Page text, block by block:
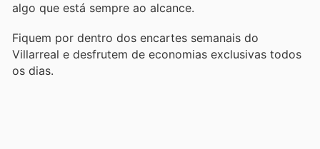
algo que está sempre ao alcance.
Fiquem por dentro dos encartes semanais do
Villarreal e desfrutem de economias exclusivas todos
os dias.